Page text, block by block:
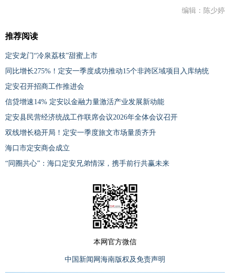
编辑：陈少婷
推荐阅读
定安龙门“冷泉荔枝”甜蜜上市
同比增长275%！定安一季度成功推动15个非跨区域项目入库纳统
定安召开招商工作推进会
信贷增速14% 定安以金融力量激活产业发展新动能
定安县民营经济统战工作联席会议2026年全体会议召开
双线增长稳开局！定安一季度旅文市场量质齐升
海口市定安商会成立
“同圈共心”：海口定安兄弟情深，携手前行共赢未来
本网官方微信
中国新闻网海南版权及免责声明